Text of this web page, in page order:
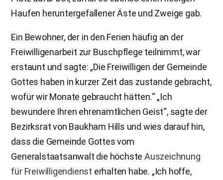
Haufen heruntergefallener Äste und Zweige gab.
Ein Bewohner, der in den Ferien häufig an der
Freiwilligenarbeit zur Buschpflege teilnimmt, war
erstaunt und sagte: „Die Freiwilligen der Gemeinde
Gottes haben in kurzer Zeit das zustande gebracht,
wofür wir Monate gebraucht hätten.“ „Ich
bewundere Ihren ehrenamtlichen Geist“, sagte der
Bezirksrat von Baukham Hills und wies darauf hin,
dass die Gemeinde Gottes vom
Generalstaatsanwalt die höchste Auszeichnung
für Freiwilligendienst erhalten habe. „Ich hoffe,